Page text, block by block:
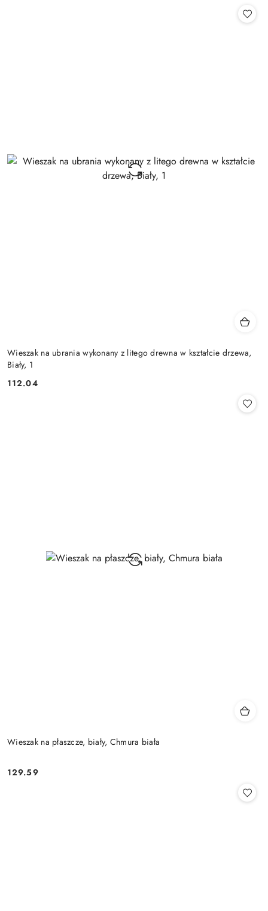
Wieszak na ubrania wykonany z litego drewna w kształcie drzewa,
Biały, 1
Cena:
112.04
Wieszak na płaszcze, biały, Chmura biała
Cena:
129.59